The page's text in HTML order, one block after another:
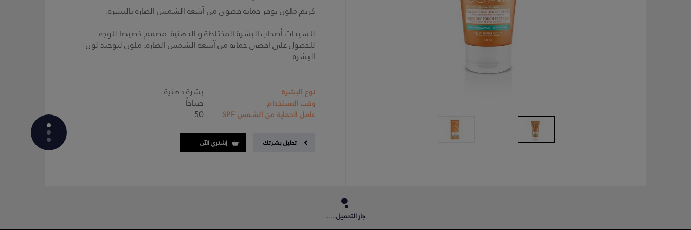
كريم ملون يوفر حماية قصوى من آشعة الشمس الضارة بالبشرة.
للسيدات أصحاب البشرة المختلطة و الدهنية. مصمم خصيصا للوجه
للحصول على أقصى حماية من آشعة الشمس الضارة. ملون لتوحيد لون
البشرة.
نوع البشرة بشرة دهنية
وقت الاستخدام صباحاً
عامل الحماية من الشمس SPF 50
تحليل بشرتك إشتري الآن
جار التحميل.....